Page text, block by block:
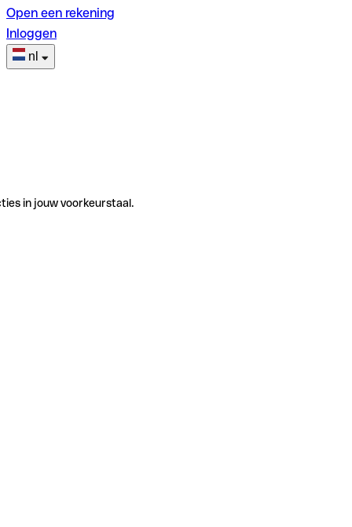
Open een rekening
Inloggen
nl
in jouw voorkeurstaal.